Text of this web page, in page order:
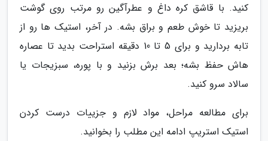
کنید. با قاشق کره داغ و عطرآگین رو مرتب روی گوشت
بریزید تا خوش طعم و براق بشه. در آخر، استیک ها رو از
تابه بردارید و برای 5 تا 10 دقیقه استراحت بدید تا عصاره
هاش حفظ بشه؛ بعد برش بزنید و با پوره، سبزیجات یا
سالاد سرو کنید.
برای مطالعه مراحل، مواد لازم و جزییات درست کردن
استیک استریپ ادامه این مطلب را بخوانید.